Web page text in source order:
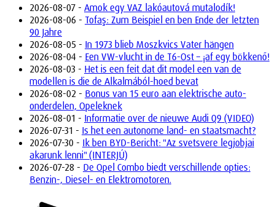
2026-08-07 - Amok egy VAZ lakóautová mutalodík!
2026-08-06 - Tofaş: Zum Beispiel en ben Ende der letzten
90 Jahre
2026-08-05 - In 1973 blieb Moszkvics Vater hängen
2026-08-04 - Een VW-vlucht in de T6-Ost – ¡af egy bökkenő!
2026-08-03 - Het is een feit dat dit model een van de
modellen is die de Alkalmából-hoed bevat
2026-08-02 - Bonus van 15 euro aan elektrische auto-
onderdelen, Opeleknek
2026-08-01 - Informatie over de nieuwe Audi Q9 (VIDEO)
2026-07-31 - Is het een autonome land- en staatsmacht?
2026-07-30 - Ik ben BYD-Bericht: "Az svetsvere legjobjai
akarunk lenni" (INTERJÚ)
2026-07-28 - De Opel Combo biedt verschillende opties:
Benzin-, Diesel- en Elektromotoren.